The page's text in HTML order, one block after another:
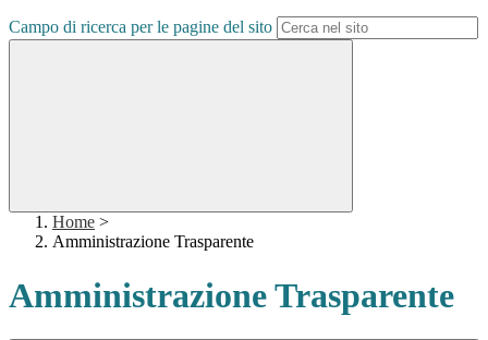
Campo di ricerca per le pagine del sito
Home >
Amministrazione Trasparente
Amministrazione Trasparente